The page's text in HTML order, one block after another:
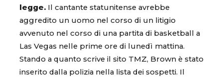
legge. Il cantante statunitense avrebbe
aggredito un uomo nel corso di un litigio
avvenuto nel corso di una partita di basketball a
Las Vegas nelle prime ore di lunedì mattina.
Stando a quanto scrive il sito TMZ, Brown è stato
inserito dalla polizia nella lista dei sospetti. Il